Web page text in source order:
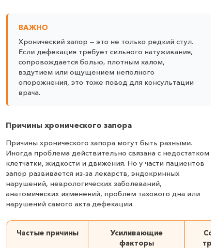
ВАЖНО
Хронический запор — это не только редкий стул.
Если дефекация требует сильного натуживания,
сопровождается болью, плотным калом,
вздутием или ощущением неполного
опорожнения, это тоже повод для консультации
врача.
Причины хронического запора
Причины хронического запора могут быть разными.
Иногда проблема действительно связана с недостатком
клетчатки, жидкости и движения. Но у части пациентов
запор развивается из-за лекарств, эндокринных
нарушений, неврологических заболеваний,
анатомических изменений, проблем тазового дна или
нарушений самого акта дефекации.
Частые причины
Усиливающие
факторы